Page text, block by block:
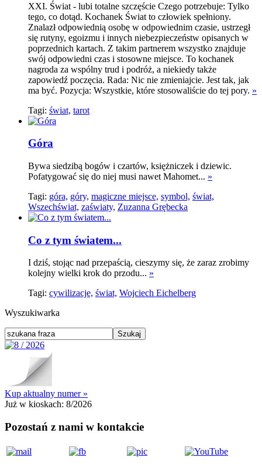
XXI. Świat - lubi totalne szczęście Czego potrzebuje: Tylko
tego, co dotąd. Kochanek Świat to człowiek spełniony.
Znalazł odpowiednią osobę w odpowiednim czasie, ustrzegł
się rutyny, egoizmu i innych niebezpieczeństw opisanych w
poprzednich kartach. Z takim partnerem wszystko znajduje
swój odpowiedni czas i stosowne miejsce. To kochanek
nagroda za wspólny trud i podróż, a niekiedy także
zapowiedź poczęcia. Rada: Nic nie zmieniajcie. Jest tak, jak
ma być. Pozycja: Wszystkie, które stosowaliście do tej pory. »
Tagi: świat, tarot
Góra
Bywa siedzibą bogów i czartów, księżniczek i dziewic.
Pofatygować się do niej musi nawet Mahomet... »
Tagi: góra, góry, magiczne miejsce, symbol, świat,
Wszechświat, zaświaty, Zuzanna Grębecka
Co z tym światem...
I dziś, stojąc nad przepaścią, cieszymy się, że zaraz zrobimy
kolejny wielki krok do przodu... »
Tagi: cywilizacje, świat, Wojciech Eichelberg
Wyszukiwarka
Kup aktualny numer »
Już w kioskach: 8/2026
Pozostań z nami w kontakcie